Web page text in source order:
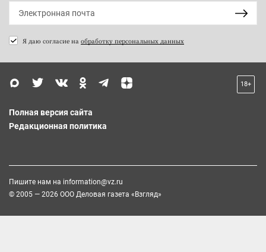
Я даю согласие на обработку персональных данных
18+
Полная версия сайта
Редакционная политика
Пишите нам на information@vz.ru
© 2005 — 2026 ООО Деловая газета «Взгляд»